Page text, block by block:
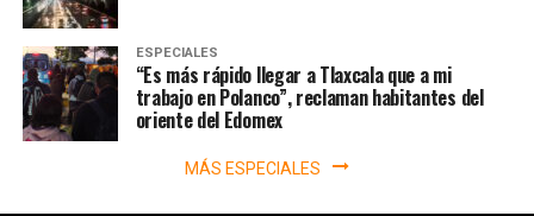
ESPECIALES
“Es más rápido llegar a Tlaxcala que a mi
trabajo en Polanco”, reclaman habitantes del
oriente del Edomex
MÁS ESPECIALES